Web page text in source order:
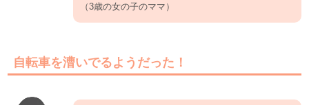
（3歳の女の子のママ）
自転車を漕いでるようだった！